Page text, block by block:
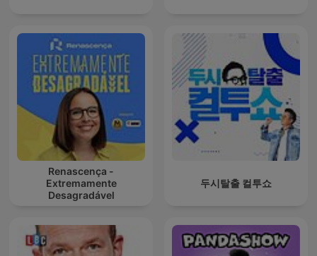
Renascença -
Extremamente
Desagradável
두시탈출 컬투쇼